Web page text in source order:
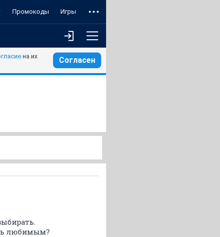
Промокоды Игры
на их Согласен
любимым?